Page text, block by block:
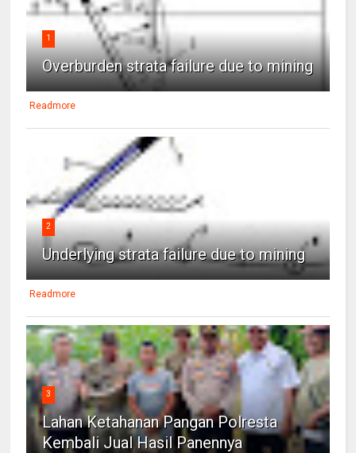
1
Overburden strata failure due to mining
Readmore
2
Underlying strata failure due to mining
Readmore
3
Lahan Ketahanan Pangan Polresta
Kembali Jual Hasil Panennya